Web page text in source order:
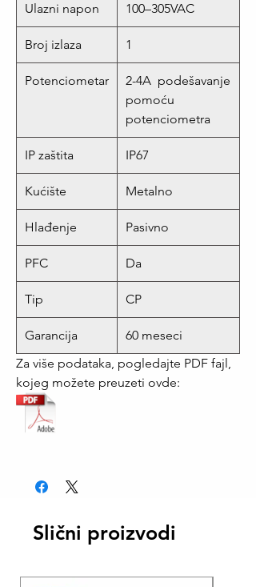
Ulazni napon 100–305VAC
Broj izlaza 1
Potenciometar
2-4A podešavanje
pomoću
potenciometra
IP zaštita IP67
Kućište Metalno
Hlađenje Pasivno
PFC Da
Tip CP
Garancija
60 meseci
Za više podataka, pogledajte PDF fajl,
kojeg možete preuzeti ovde:
Slični proizvodi